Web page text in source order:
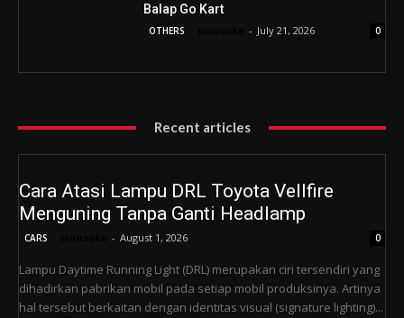
Balap Go Kart
OTHERS - July 21, 2026 0
Recent articles
Cara Atasi Lampu DRL Toyota Vellfire
Menguning Tanpa Ganti Headlamp
CARS - August 1, 2026 0
Lampu Daytime Running Light (DRL) merupakan ciri tersendiri yang
dihadirkan pabrikan mobil pada setiap mobil produksinya. Artinya
hal tersebut berkaitan dengan identitas visual (signature lighting)...